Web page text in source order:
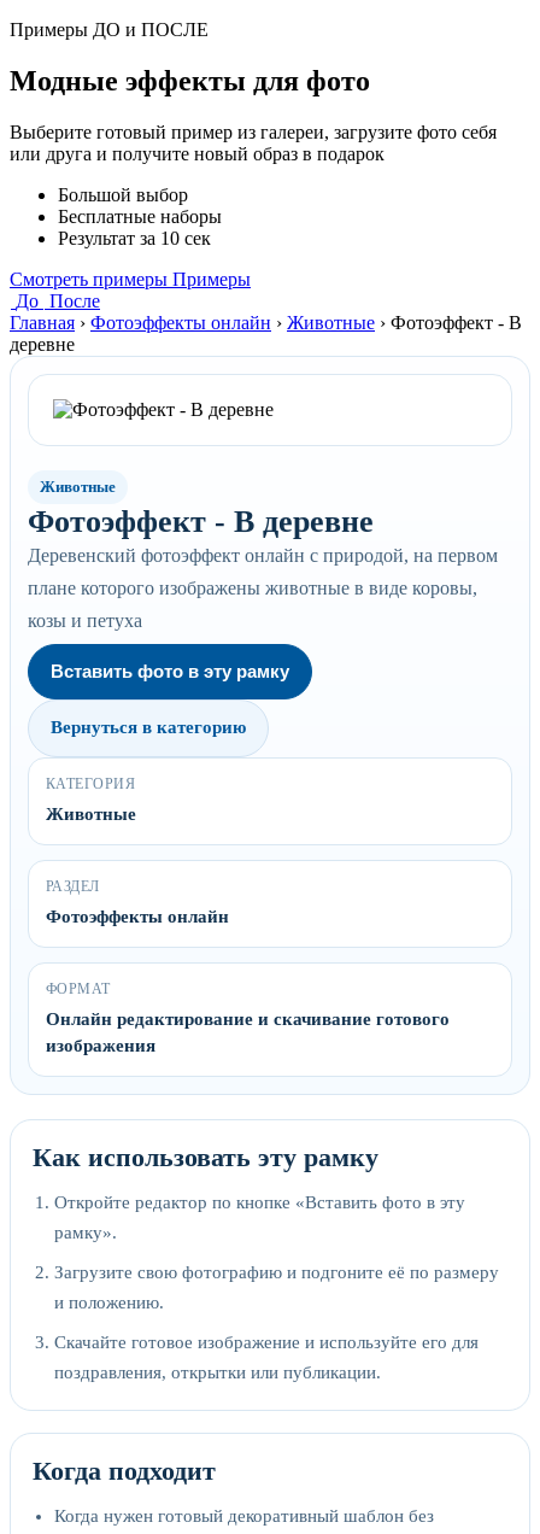
Примеры ДО и ПОСЛЕ
Модные эффекты для фото
Выберите готовый пример из галереи, загрузите фото себя
или друга и получите новый образ в подарок
Большой выбор
Бесплатные наборы
Результат за 10 сек
Смотреть примеры Примеры
До После
Главная › Фотоэффекты онлайн › Животные › Фотоэффект - В
деревне
Животные
Фотоэффект - В деревне
Деревенский фотоэффект онлайн с природой, на первом
плане которого изображены животные в виде коровы,
козы и петуха
Вставить фото в эту рамку
Вернуться в категорию
КАТЕГОРИЯ
Животные
РАЗДЕЛ
Фотоэффекты онлайн
ФОРМАТ
Онлайн редактирование и скачивание готового
изображения
Как использовать эту рамку
Откройте редактор по кнопке «Вставить фото в эту
рамку».
Загрузите свою фотографию и подгоните её по размеру
и положению.
Скачайте готовое изображение и используйте его для
поздравления, открытки или публикации.
Когда подходит
Когда нужен готовый декоративный шаблон без